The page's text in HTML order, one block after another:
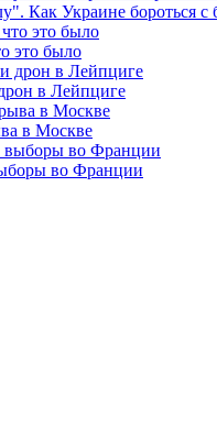
Как Украине бороться с
это было
в Лейпциге
в Москве
во Франции